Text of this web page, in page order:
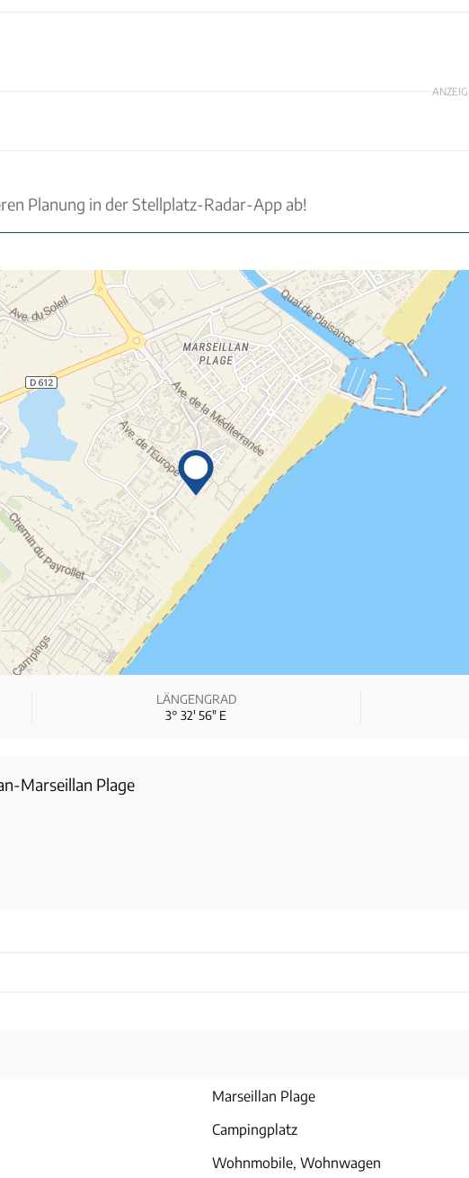
Planung in der Stellplatz-Radar-App ab!
LÄNGENGRAD
3° 32′ 56″ E
Marseillan Plage
Marseillan Plage
Campingplatz
Wohnmobile, Wohnwagen